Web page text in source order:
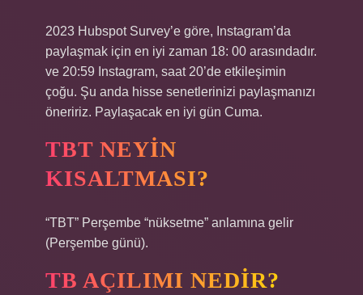
2023 Hubspot Survey’e göre, Instagram’da
paylaşmak için en iyi zaman 18: 00 arasındadır.
ve 20:59 Instagram, saat 20’de etkileşimin
çoğu. Şu anda hisse senetlerinizi paylaşmanızı
öneririz. Paylaşacak en iyi gün Cuma.
TBT NEYIN
KISALTMASI?
“TBT” Perşembe “nüksetme” anlamına gelir
(Perşembe günü).
TB AÇILIMI NEDIR?